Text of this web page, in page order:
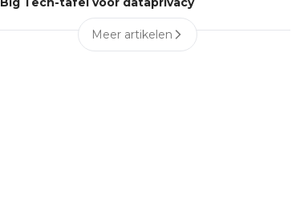
Meer artikelen